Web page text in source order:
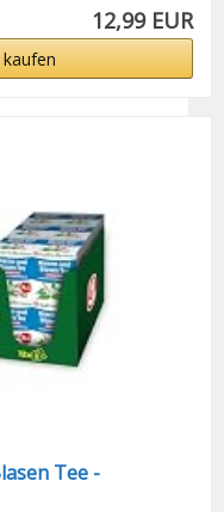
12,99 EUR
Tee -